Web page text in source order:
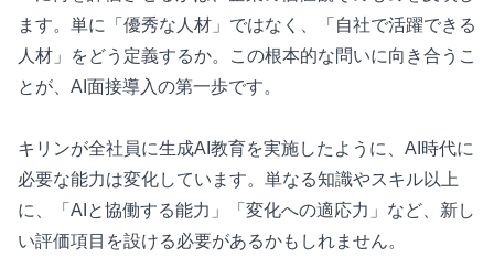
ます。単に「優秀な人材」ではなく、「自社で活躍できる
人材」をどう定義するか。この根本的な問いに向き合うこ
とが、AI面接導入の第一歩です。
キリンが全社員に生成AI教育を実施したように、AI時代に
必要な能力は変化しています。単なる知識やスキル以上
に、「AIと協働する能力」「変化への適応力」など、新し
い評価項目を設ける必要があるかもしれません。